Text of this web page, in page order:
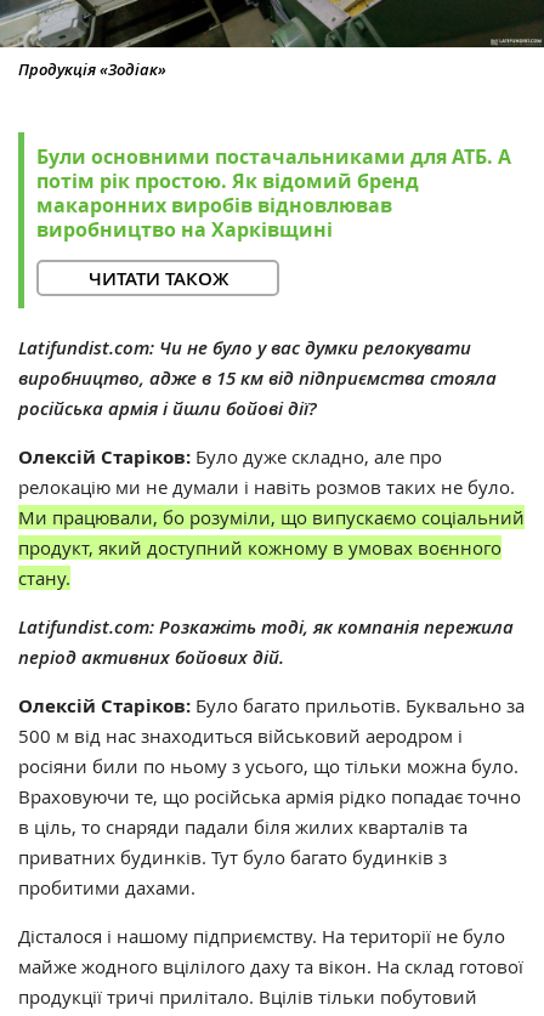
Продукція «Зодіак»
Були основними постачальниками для АТБ. А
потім рік простою. Як відомий бренд
макаронних виробів відновлював
виробництво на Харківщині
ЧИТАТИ ТАКОЖ
Latifundist.com: Чи не було у вас думки релокувати
виробництво, адже в 15 км від підприємства стояла
російська армія і йшли бойові дії?
Олексій Старіков: Було дуже складно, але про
релокацію ми не думали і навіть розмов таких не було.
Ми працювали, бо розуміли, що випускаємо соціальний
продукт, який доступний кожному в умовах воєнного
стану.
Latifundist.com: Розкажіть тоді, як компанія пережила
період активних бойових дій.
Олексій Старіков: Було багато прильотів. Буквально за
500 м від нас знаходиться військовий аеродром і
росіяни били по ньому з усього, що тільки можна було.
Враховуючи те, що російська армія рідко попадає точно
в ціль, то снаряди падали біля жилих кварталів та
приватних будинків. Тут було багато будинків з
пробитими дахами.
Дісталося і нашому підприємству. На території не було
майже жодного вцілілого даху та вікон. На склад готової
продукції тричі прилітало. Вцілів тільки побутовий